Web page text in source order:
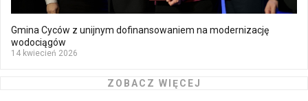
Gmina Cyców z unijnym dofinansowaniem na modernizację
wodociągów
14 kwiecień 2026
ZOBACZ WIĘCEJ